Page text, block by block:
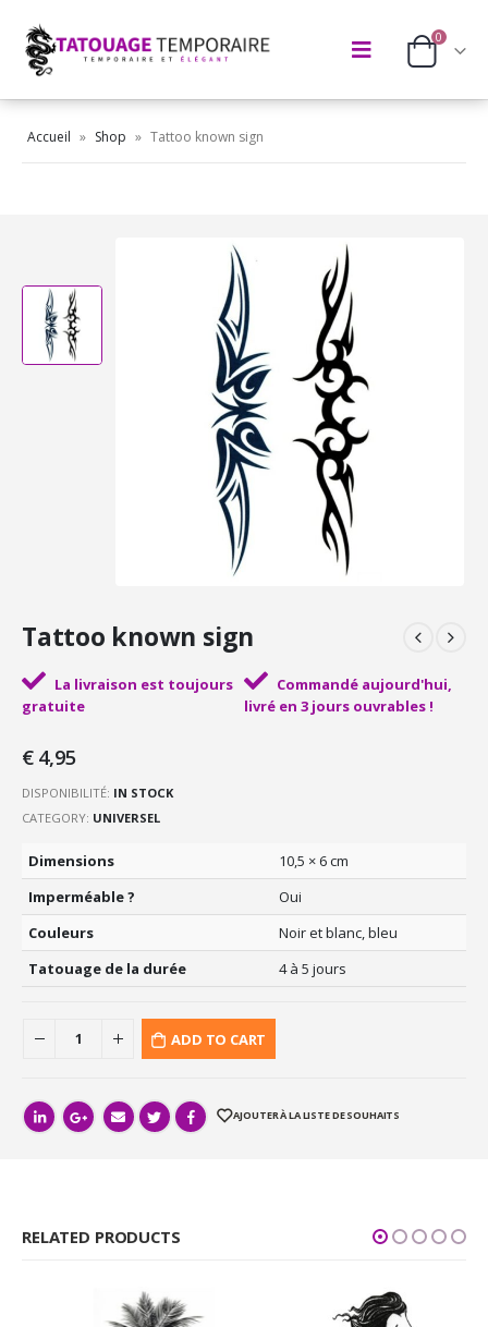
0
Accueil » Shop » Tattoo known sign
Tattoo known sign
La livraison est toujours
gratuite
Commandé aujourd'hui,
livré en 3 jours ouvrables !
€4,95
DISPONIBILITÉ: IN STOCK
CATEGORY: UNIVERSEL
Dimensions
10,5 × 6 cm
Imperméable ?
Oui
Couleurs
Noir et blanc, bleu
Tatouage de la durée
4 à 5 jours
ADD TO CART
AJOUTER À LA LISTE DE SOUHAITS
RELATED PRODUCTS